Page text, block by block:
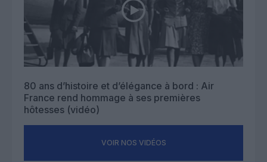
80 ans d’histoire et d’élégance à bord : Air
France rend hommage à ses premières
hôtesses (vidéo)
VOIR NOS VIDÉOS